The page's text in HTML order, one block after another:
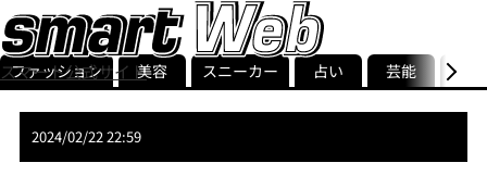
スマート公式サイト
smart最新号
記事一覧ランキング
ストリ
ファッション 美容 スニーカー 占い 芸能 グル
2024/02/22 22:59